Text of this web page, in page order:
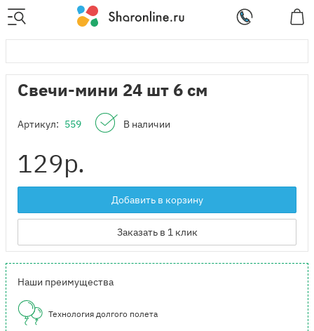
Свечи-мини 24 шт 6 см
Артикул: 559 В наличии
129р.
Добавить в корзину
Заказать в 1 клик
Наши преимущества
Технология долгого полета